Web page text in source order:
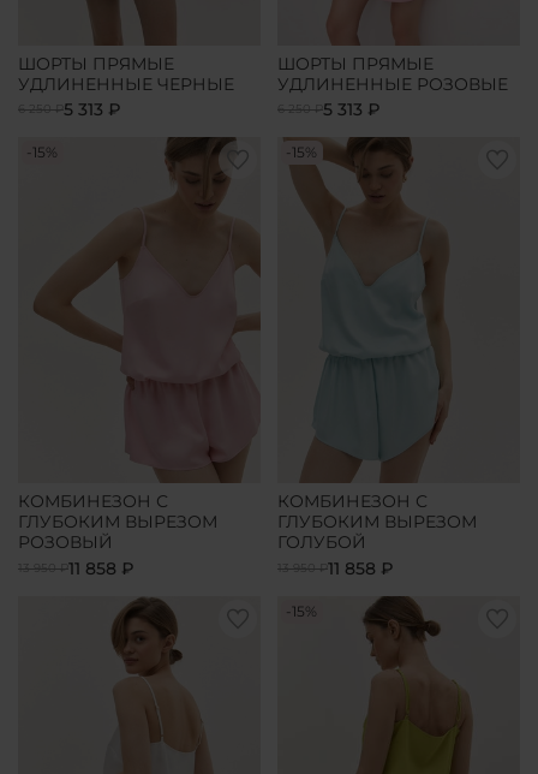
ШОРТЫ ПРЯМЫЕ
УДЛИНЕННЫЕ ЧЕРНЫЕ
6 250 ₽5 313 ₽
ШОРТЫ ПРЯМЫЕ
УДЛИНЕННЫЕ РОЗОВЫЕ
6 250 ₽5 313 ₽
-15%
КОМБИНЕЗОН С
ГЛУБОКИМ ВЫРЕЗОМ
РОЗОВЫЙ
13 950 ₽11 858 ₽
-15%
КОМБИНЕЗОН С
ГЛУБОКИМ ВЫРЕЗОМ
ГОЛУБОЙ
13 950 ₽11 858 ₽
-15%